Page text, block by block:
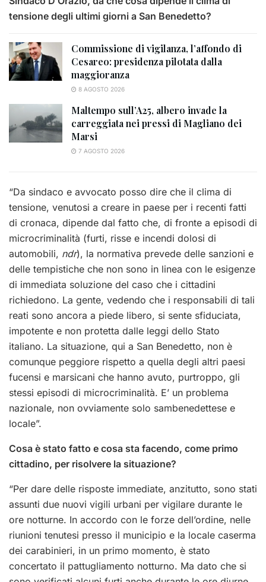
tensione degli ultimi giorni a San Benedetto?
Commissione di vigilanza, l’affondo di
Cesareo: presidenza pilotata dalla
maggioranza
8 AGOSTO 2026
Maltempo sull’A25, albero invade la
carreggiata nei pressi di Magliano dei
Marsi
7 AGOSTO 2026
“Da sindaco e avvocato posso dire che il clima di
tensione, venutosi a creare in paese per i recenti fatti
di cronaca, dipende dal fatto che, di fronte a episodi di
microcriminalità (furti, risse e incendi dolosi di
automobili, ndr), la normativa prevede delle sanzioni e
delle tempistiche che non sono in linea con le esigenze
di immediata soluzione del caso che i cittadini
richiedono. La gente, vedendo che i responsabili di tali
reati sono ancora a piede libero, si sente sfiduciata,
impotente e non protetta dalle leggi dello Stato
italiano. La situazione, qui a San Benedetto, non è
comunque peggiore rispetto a quella degli altri paesi
fucensi e marsicani che hanno avuto, purtroppo, gli
stessi episodi di microcriminalità. E’ un problema
nazionale, non ovviamente solo sambenedettese e
locale”.
Cosa è stato fatto e cosa sta facendo, come primo
cittadino, per risolvere la situazione?
“Per dare delle risposte immediate, anzitutto, sono stati
assunti due nuovi vigili urbani per vigilare durante le
ore notturne. In accordo con le forze dell’ordine, nelle
riunioni tenutesi presso il municipio e la locale caserma
dei carabinieri, in un primo momento, è stato
concertato il pattugliamento notturno. Ma dato che si